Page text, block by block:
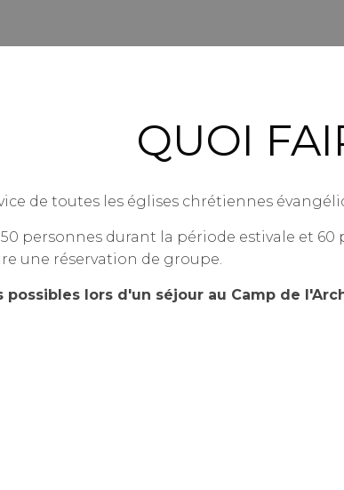
QUOI
de toutes les églises chrétiennes
personnes durant la période estivale et
une réservation de groupe.
lors d'un séjour au Camp de